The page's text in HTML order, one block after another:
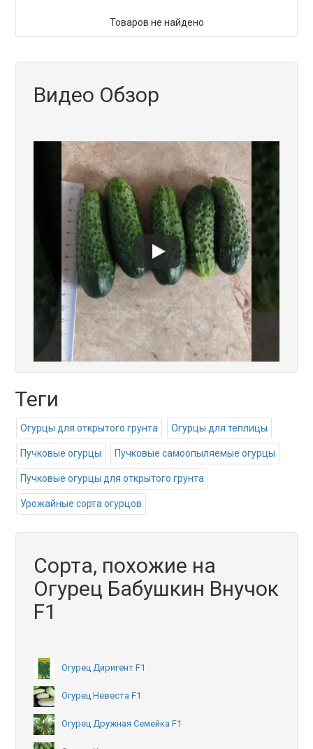
Товаров не найдено
Видео Обзор
Теги
Огурцы для открытого грунта Огурцы для теплицы
Пучковые огурцы Пучковые самоопыляемые огурцы
Пучковые огурцы для открытого грунта
Урожайные сорта огурцов
Сорта, похожие на
Огурец Бабушкин Внучок
F1
Огурец Диригент F1
Огурец Невеста F1
Огурец Дружная Семейка F1